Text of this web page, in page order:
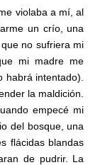
violaba a mí, al
un crío, una
no sufriera mi
mi madre me
intentado).
la maldición.
empecé mi
del bosque, una
flácidas blandas
de pudrir. La